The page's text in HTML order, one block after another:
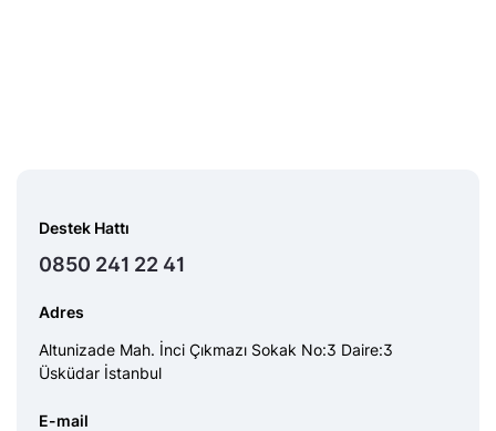
Destek Hattı
0850 241 22 41
Adres
Altunizade Mah. İnci Çıkmazı Sokak No:3 Daire:3
Üsküdar İstanbul
E-mail